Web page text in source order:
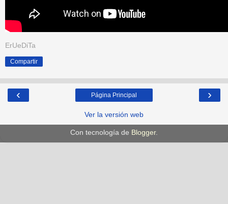
ErUeDiTa
Compartir
‹ ›
Página Principal
Ver la versión web
Con tecnología de Blogger.